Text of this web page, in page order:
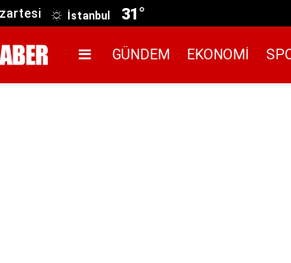
İstanbul 31°
GÜNDEM EKONOMI